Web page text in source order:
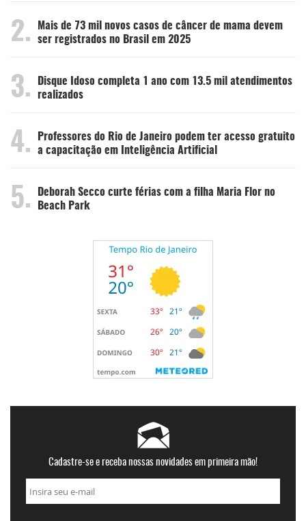
2.
Mais de 73 mil novos casos de câncer de mama devem
ser registrados no Brasil em 2025
3.
Disque Idoso completa 1 ano com 13.5 mil atendimentos
realizados
4.
Professores do Rio de Janeiro podem ter acesso gratuito
a capacitação em Inteligência Artificial
5.
Deborah Secco curte férias com a filha Maria Flor no
Beach Park
Cadastre-se e receba nossas novidades em primeira mão!